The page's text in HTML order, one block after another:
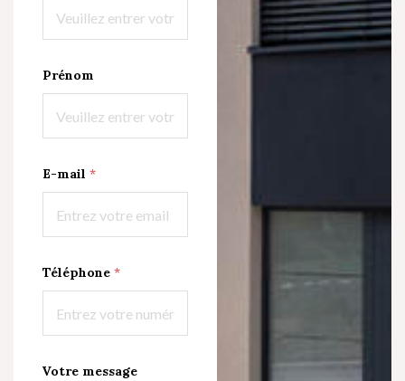
L
a
V
r
Prénom
E-mail *
Téléphone *
Votre message